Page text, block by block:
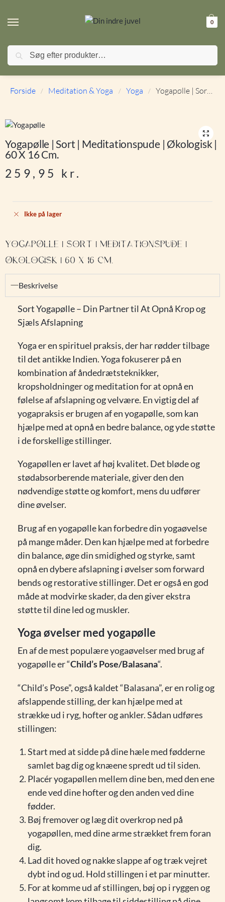
0
🚚 FRI FRAGT ved køb over 499,- | ⭐ TrustPilot 4,9 / 5
Forside / Meditation & Yoga / Yoga / Yogapølle | Sort | Meditationspude | Økologisk | 60 x 16 cm.
Yogapølle | Sort | Meditationspude | Økologisk |
60 X 16 Cm.
259,95 kr.
Ikke på lager
YOGAPØLLE | SORT | MEDITATIONSPUDE |
ØKOLOGISK | 60 X 16 CM.
Beskrivelse
Sort Yogapølle – Din Partner til At Opnå Krop og
Sjæls Afslapning
Yoga er en spirituel praksis, der har rødder tilbage
til det antikke Indien. Yoga fokuserer på en
kombination af åndedrætsteknikker,
kropsholdninger og meditation for at opnå en
følelse af afslapning og velvære. En vigtig del af
yogapraksis er brugen af en yogapølle, som kan
hjælpe med at opnå en bedre balance, og yde støtte
i de forskellige stillinger.
Yogapøllen er lavet af høj kvalitet. Det bløde og
stødabsorberende materiale, giver den den
nødvendige støtte og komfort, mens du udfører
dine øvelser.
Brug af en yogapølle kan forbedre din yogaøvelse
på mange måder. Den kan hjælpe med at forbedre
din balance, øge din smidighed og styrke, samt
opnå en dybere afslapning i øvelser som forward
bends og restorative stillinger. Det er også en god
måde at modvirke skader, da den giver ekstra
støtte til dine led og muskler.
Yoga øvelser med yogapølle
En af de mest populære yogaøvelser med brug af
yogapølle er “Child’s Pose/Balasana“.
“Child’s Pose”, også kaldet “Balasana”, er en rolig og
afslappende stilling, der kan hjælpe med at
strække ud i ryg, hofter og ankler. Sådan udføres
stillingen:
Start med at sidde på dine hæle med fødderne
samlet bag dig og knæene spredt ud til siden.
Placér yogapøllen mellem dine ben, med den ene
ende ved dine hofter og den anden ved dine
fødder.
Bøj fremover og læg dit overkrop ned på
yogapøllen, med dine arme strækket frem foran
dig.
Lad dit hoved og nakke slappe af og træk vejret
dybt ind og ud. Hold stillingen i et par minutter.
For at komme ud af stillingen, bøj op i ryggen og